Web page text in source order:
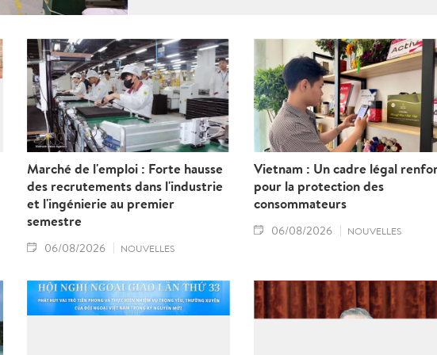
contre les fraudes et à mieux protéger les droits
et les intérêts légitimes des travailleurs.
Marché de l'emploi : Forte hausse
des recrutements dans l'industrie
et l'ingénierie au premier
semestre
06/08/2026 NOUVELLES
Vietnam : Un cadre légal
pour la protection des
consommateurs
06/08/2026 NOUVELLES